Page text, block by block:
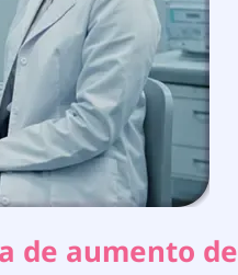
de aumento de